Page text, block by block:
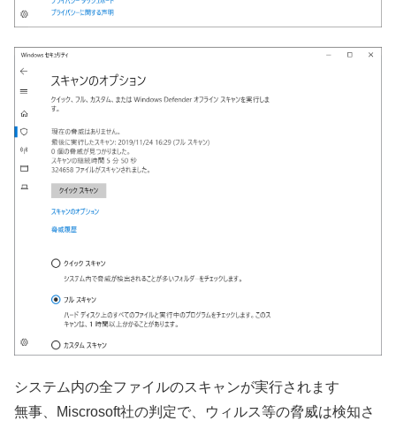
システム内の全ファイルのスキャンが実行されます
無事、Miscrosoft社の判定で、ウィルス等の脅威は検知さ